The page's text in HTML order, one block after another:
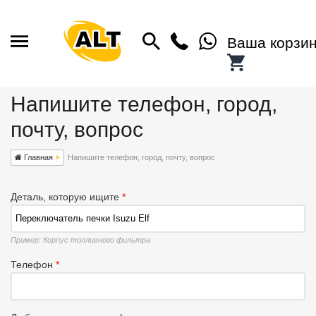
Ваша
Напишите телефон, город,
почту, вопрос
Главная Напишите телефон, город, почту, вопрос
Деталь, которую ищите *
Пример: Корпус топливного фильтра
Телефон *